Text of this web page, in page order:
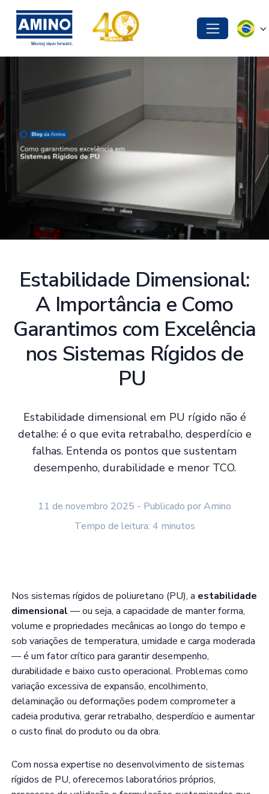
Estabilidade Dimensional:
A Importância e Como
Garantimos com Excelência
nos Sistemas Rígidos de
PU
Estabilidade dimensional em PU rígido não é
detalhe: é o que evita retrabalho, desperdício e
falhas. Entenda os pontos que sustentam
desempenho, durabilidade e menor TCO.
11 de novembro 2025 - Publicado por Amino
Tempo de leitura: 4 minutos
Nos sistemas rígidos de poliuretano (PU), a estabilidade
dimensional — ou seja, a capacidade de manter forma,
volume e propriedades mecânicas ao longo do tempo e
sob variações de temperatura, umidade e carga moderada
— é um fator crítico para garantir desempenho,
durabilidade e baixo custo operacional. Problemas como
variação excessiva de expansão, encolhimento,
delaminação ou deformações podem comprometer a
cadeia produtiva, gerar retrabalho, desperdício e aumentar
o custo final do produto ou da obra.
Com nossa expertise no desenvolvimento de sistemas
rígidos de PU, oferecemos laboratórios próprios,